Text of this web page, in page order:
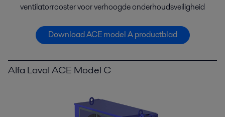
ventilatorrooster voor verhoogde onderhoudsveiligheid
Download ACE model A productblad
Alfa Laval ACE Model C